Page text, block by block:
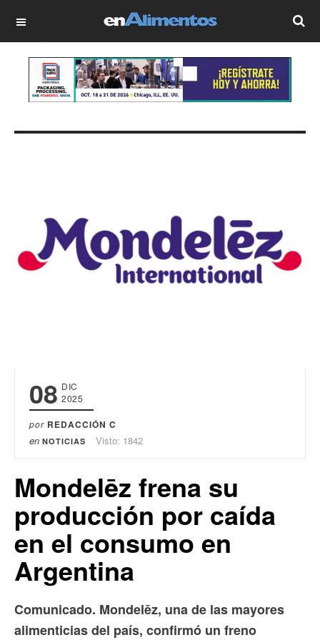
OFF CANVAS
08 DIC
2025
por REDACCIÓN C
en NOTICIAS Visto: 1842
Mondelēz frena su
producción por caída
en el consumo en
Argentina
Comunicado. Mondelēz, una de las mayores
alimenticias del país, confirmó un freno